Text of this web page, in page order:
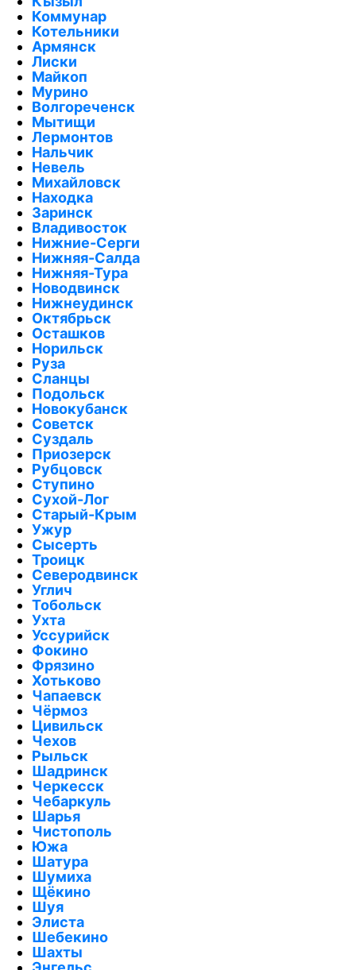
Коммунар
Котельники
Армянск
Лиски
Майкоп
Мурино
Волгореченск
Мытищи
Лермонтов
Нальчик
Невель
Михайловск
Находка
Заринск
Владивосток
Нижние-Серги
Нижняя-Салда
Нижняя-Тура
Новодвинск
Нижнеудинск
Октябрьск
Осташков
Норильск
Руза
Сланцы
Подольск
Новокубанск
Советск
Суздаль
Приозерск
Рубцовск
Ступино
Сухой-Лог
Старый-Крым
Ужур
Сысерть
Троицк
Северодвинск
Углич
Тобольск
Ухта
Уссурийск
Фокино
Фрязино
Хотьково
Чапаевск
Чёрмоз
Цивильск
Чехов
Рыльск
Шадринск
Черкесск
Чебаркуль
Шарья
Чистополь
Южа
Шатура
Шумиха
Щёкино
Шуя
Элиста
Шебекино
Шахты